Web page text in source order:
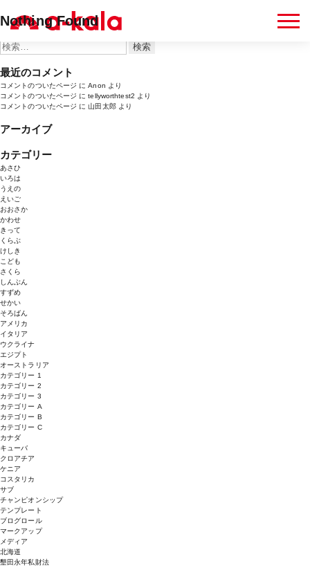
Nothing Found
It seems we can’t find what you’re looking for. Perhaps searching can help.
検
検
索:
最近のコメント
コメントのついたページ にAnon より
コメントのついたページ にtellyworthtest2 より
コメントのついたページ に山田太郎より
アーカイブ
カテゴリー
あさひ
いろは
うえの
えいご
おおさか
かわせ
きって
くらぶ
けしき
こども
さくら
しんぶん
すずめ
せかい
そろばん
アメリカ
イタリア
ウクライナ
エジプト
オーストラリア
カテゴリー 1
カテゴリー 2
カテゴリー 3
カテゴリー A
カテゴリー B
カテゴリー C
カナダ
キューバ
クロアチア
ケニア
コスタリカ
サブ
チャンピオンシップ
テンプレート
ブログロール
マークアップ
メディア
北海道
墾田永年私財法